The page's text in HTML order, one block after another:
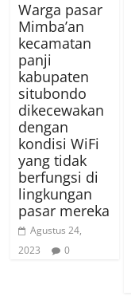
Warga pasar
Mimba’an
kecamatan
panji
kabupaten
situbondo
dikecewakan
dengan
kondisi WiFi
yang tidak
berfungsi di
lingkungan
pasar mereka
Agustus 24,
2023
0